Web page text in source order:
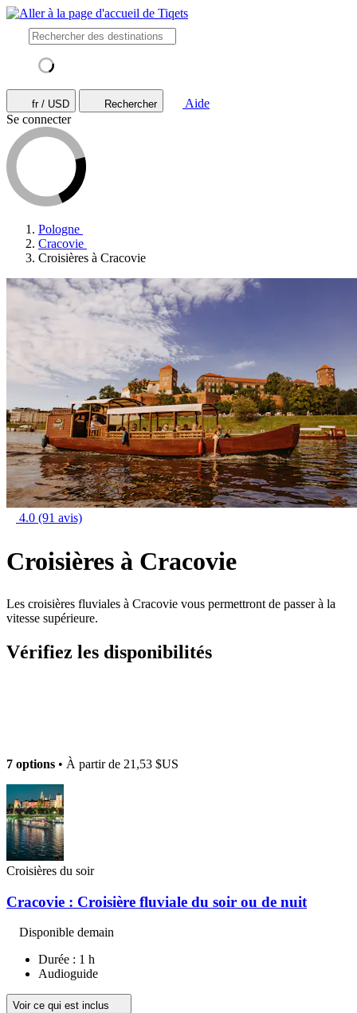
fr / USD Rechercher
Aide
Se connecter
Pologne
Cracovie
Croisières à Cracovie
4.0 (91 avis)
Croisières à Cracovie
Les croisières fluviales à Cracovie vous permettront de passer à la
vitesse supérieure.
Vérifiez les disponibilités
7 options • À partir de 21,53 $US
Croisières du soir
Cracovie : Croisière fluviale du soir ou de nuit
Disponible demain
Durée : 1 h
Audioguide
Voir ce qui est inclus